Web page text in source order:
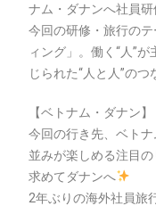
ナム・ダナンへ社員
今回の研修・旅行の
ィング」。働く“人”
じられた“人と人”の
【ベトナム・ダナン】
今回の行き先、ベト
並みが楽しめる注目
求めてダナンへ
2年ぶりの海外社員旅